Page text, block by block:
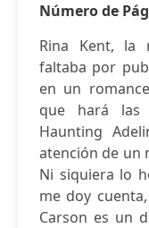
Número de
Rina Kent, la
faltaba por
en un
que hará las
Haunting
atención de un
Ni siquiera lo
me doy
Carson es un